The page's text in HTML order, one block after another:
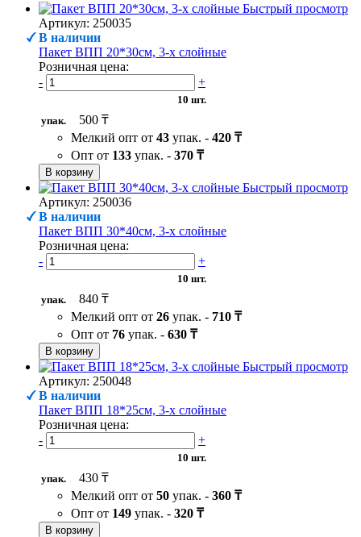
Быстрый просмотр
Артикул: 250035
В наличии
Пакет ВПП 20*30см, 3-х слойные
Розничная цена:
-
+
10 шт.
упак.
500 ₸
Мелкий опт от 43 упак. - 420 ₸
Опт от 133 упак. - 370 ₸
В корзину
Быстрый просмотр
Артикул: 250036
В наличии
Пакет ВПП 30*40см, 3-х слойные
Розничная цена:
-
+
10 шт.
упак.
840 ₸
Мелкий опт от 26 упак. - 710 ₸
Опт от 76 упак. - 630 ₸
В корзину
Быстрый просмотр
Артикул: 250048
В наличии
Пакет ВПП 18*25см, 3-х слойные
Розничная цена:
-
+
10 шт.
упак.
430 ₸
Мелкий опт от 50 упак. - 360 ₸
Опт от 149 упак. - 320 ₸
В корзину